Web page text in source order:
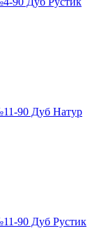
90 Дуб Натур
90 Дуб Рустик